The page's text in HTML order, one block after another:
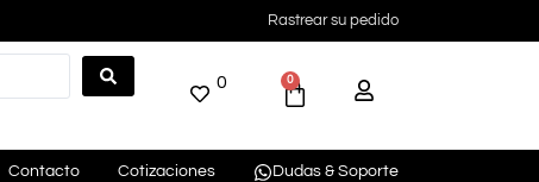
Rastrear su pedido
0 0
Contacto Cotizaciones Dudas & Soporte